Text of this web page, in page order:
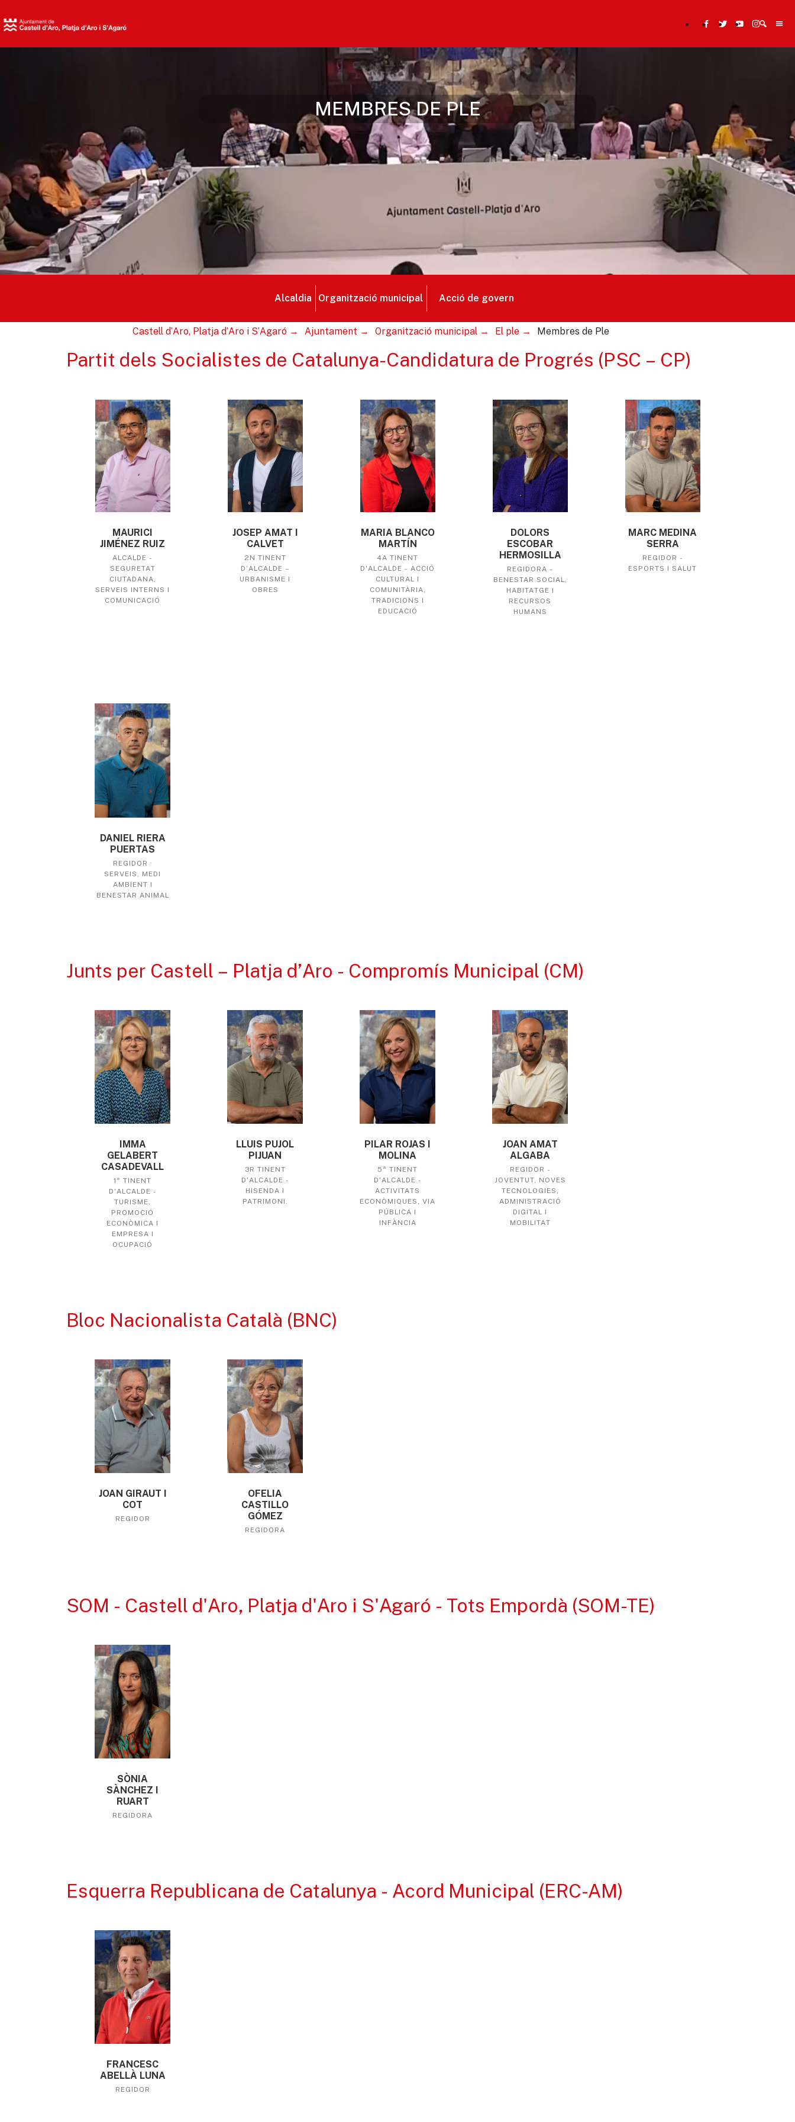
Cerca
MEMBRES DE PLE
Alcaldia Organització municipal Acció de govern
Castell d’Aro, Platja d’Aro i S’Agaró Ajuntament Organització municipal El ple Membres de Ple
Partit dels Socialistes de Catalunya-Candidatura de Progrés (PSC – CP)
MAURICI
JIMÉNEZ RUIZ
ALCALDE -
SEGURETAT
CIUTADANA,
SERVEIS INTERNS I
COMUNICACIÓ
JOSEP AMAT I
CALVET
2N TINENT
D’ALCALDE –
URBANISME I
OBRES
MARIA BLANCO
MARTÍN
4A TINENT
D'ALCALDE - ACCIÓ
CULTURAL I
COMUNITÀRIA,
TRADICIONS I
EDUCACIÓ
DOLORS
ESCOBAR
HERMOSILLA
REGIDORA -
BENESTAR SOCIAL,
HABITATGE I
RECURSOS
HUMANS
MARC MEDINA
SERRA
REGIDOR -
ESPORTS I SALUT
DANIEL RIERA
PUERTAS
REGIDOR ·
SERVEIS, MEDI
AMBIENT I
BENESTAR ANIMAL
Junts per Castell – Platja d’Aro - Compromís Municipal (CM)
IMMA
GELABERT
CASADEVALL
1ª TINENT
D'ALCALDE -
TURISME,
PROMOCIÓ
ECONÒMICA I
EMPRESA I
OCUPACIÓ
LLUIS PUJOL
PIJUAN
3R TINENT
D'ALCALDE -
HISENDA I
PATRIMONI.
PILAR ROJAS I
MOLINA
5ª TINENT
D'ALCALDE -
ACTIVITATS
ECONÒMIQUES, VIA
PÚBLICA I
INFÀNCIA
JOAN AMAT
ALGABA
REGIDOR -
JOVENTUT, NOVES
TECNOLOGIES,
ADMINISTRACIÓ
DIGITAL I
MOBILITAT
Bloc Nacionalista Català (BNC)
JOAN GIRAUT I
COT
REGIDOR
OFELIA
CASTILLO
GÓMEZ
REGIDORA
SOM - Castell d'Aro, Platja d'Aro i S'Agaró - Tots Empordà (SOM-TE)
SÒNIA
SÀNCHEZ I
RUART
REGIDORA
Esquerra Republicana de Catalunya - Acord Municipal (ERC-AM)
FRANCESC
ABELLÀ LUNA
REGIDOR